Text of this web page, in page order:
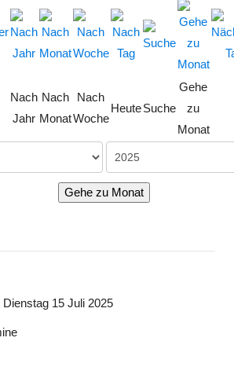
Nach
Jahr
Nach
Monat
Nach
Woche
HeuteSuche
Gehe
zu
Monat
Gehe zu Monat
Dienstag 15 Juli 2025